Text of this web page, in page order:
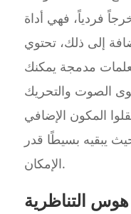
مجانية و16 مخرجاً فردياً، فهي أداة
إلى ذلك، تحتوي
مدمجة يمكنك
الصوت والتحريك
المكون الإضافي
يبقيه بسيطًا قدر
الإمكان.
التناظرية